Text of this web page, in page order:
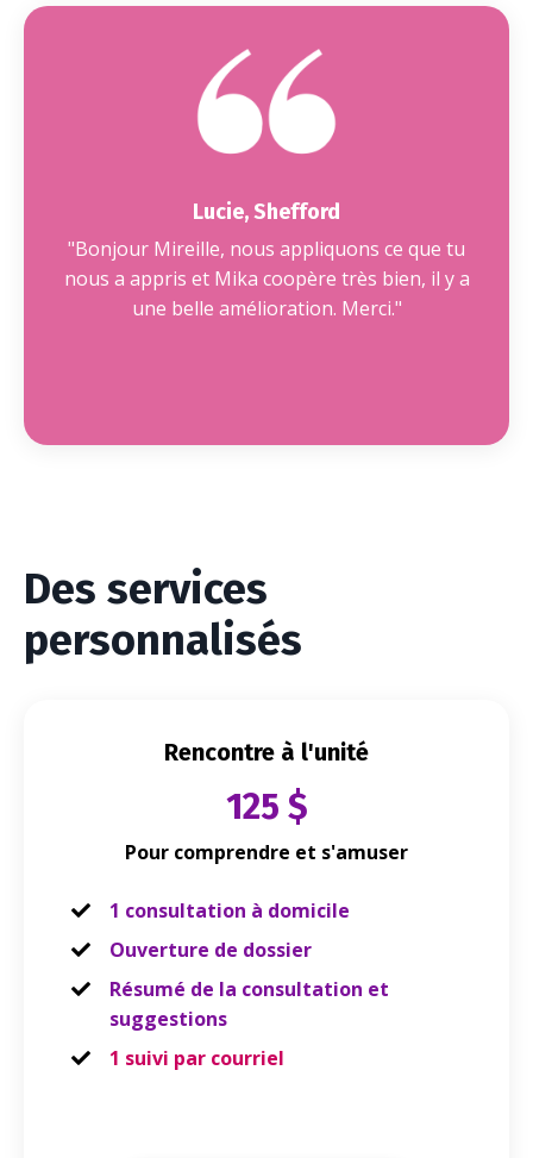
Lucie, Shefford
"Bonjour Mireille, nous appliquons ce que tu
nous a appris et Mika coopère très bien, il y a
une belle amélioration. Merci."
Des services
personnalisés
Rencontre à l'unité
125 $
Pour comprendre et s'amuser
1 consultation à domicile
Ouverture de dossier
Résumé de la consultation et
suggestions
1 suivi par courriel